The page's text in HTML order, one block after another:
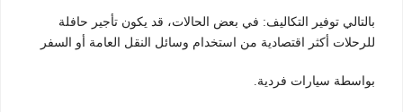
بالتالي توفير التكاليف: في بعض الحالات، قد يكون تأجير حافلة
للرحلات أكثر اقتصادية من استخدام وسائل النقل العامة أو السفر
بواسطة سيارات فردية.